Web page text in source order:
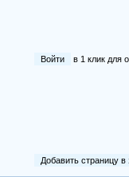
Войти в 1 клик для
Добавить страницу